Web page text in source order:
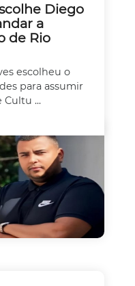
Diego
a
de Rio
escolheu o
para assumir
Cultu ...